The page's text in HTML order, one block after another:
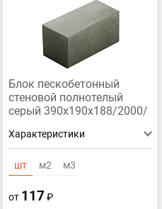
Блок пескобетонный
стеновой полнотелый
серый 390x190x188/2000/
Характеристики
шт м2 м3
от 117 ₽